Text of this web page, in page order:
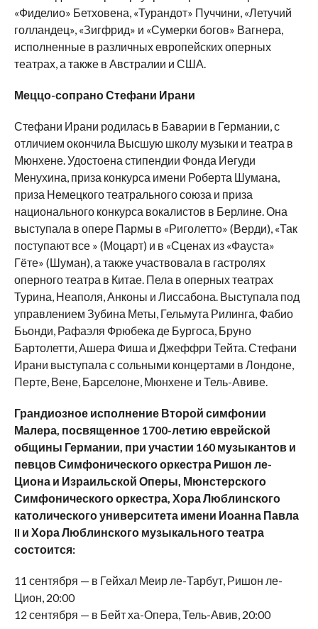
«Фиделио» Бетховена, «Турандот» Пуччини, «Летучий
голландец», «Зигфрид» и «Сумерки богов» Вагнера,
исполненные в различных европейских оперных
театрах, а также в Австралии и США.
Меццо-сопрано Стефани Ирани
Стефани Ирани родилась в Баварии в Германии, с
отличием окончила Высшую школу музыки и театра в
Мюнхене. Удостоена стипендии Фонда Иегуди
Менухина, приза конкурса имени Роберта Шумана,
приза Немецкого театрального союза и приза
национального конкурса вокалистов в Берлине. Она
выступала в опере Пармы в «Риголетто» (Верди), «Так
поступают все » (Моцарт) и в «Сценах из «Фауста»
Гёте» (Шуман), а также участвовала в гастролях
оперного театра в Китае. Пела в оперных театрах
Турина, Неаполя, Анконы и Лиссабона. Выступала под
управлением Зубина Меты, Гельмута Рилинга, Фабио
Бьонди, Рафаэля Фрюбека де Бургоса, Бруно
Бартолетти, Ашера Фиша и Джеффри Тейта. Стефани
Ирани выступала с сольными концертами в Лондоне,
Перте, Вене, Барселоне, Мюнхене и Тель-Авиве.
Грандиозное исполнение Второй симфонии
Малера, посвященное 1700-летию еврейской
общины Германии, при участии 160 музыкантов и
певцов Симфонического оркестра Ришон ле-
Циона и Израильской Оперы, Мюнстерского
Симфонического оркестра, Хора Люблинского
католического университета имени Иоанна Павла
II и Хора Люблинского музыкального театра
состоится:
11 сентября — в Гейхал Меир ле-Тарбут, Ришон ле-
Цион, 20:00
12 сентября — в Бейт ха-Опера, Тель-Авив, 20:00